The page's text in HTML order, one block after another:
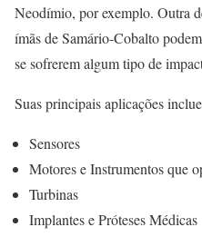
Neodímio, por exemplo. Outra
ímãs de Samário-Cobalto
se sofrerem algum tipo de
Suas principais aplicações
Sensores
Motores e Instrumentos que
Turbinas
Implantes e Próteses Médicas